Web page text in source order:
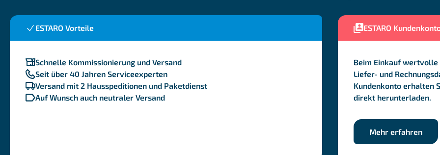
ESTARO Vorteile
Schnelle Kommissionierung und Versand
Seit über 40 Jahren Serviceexperten
Versand mit 2 Hausspeditionen und Paketdienst
Auf Wunsch auch neutraler Versand
ESTARO
Beim Einkauf wertvolle
Liefer- und
Kundenkonto erhalten
direkt herunterladen.
Mehr erfahren